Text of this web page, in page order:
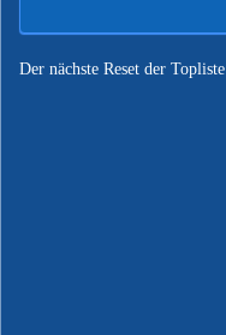
Der nächste Reset der